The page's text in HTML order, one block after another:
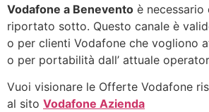
Vodafone a Benevento è
riportato sotto. Questo canale è
o per clienti Vodafone che vogliono
o per portabilità dall’ attuale
Vuoi visionare le Offerte Vodafone
al sito Vodafone Azienda